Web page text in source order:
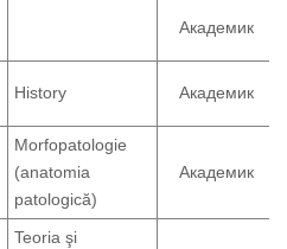
Академик
History Академик
Morfopatologie
(anatomia
patologică)
Академик
Teoria şi